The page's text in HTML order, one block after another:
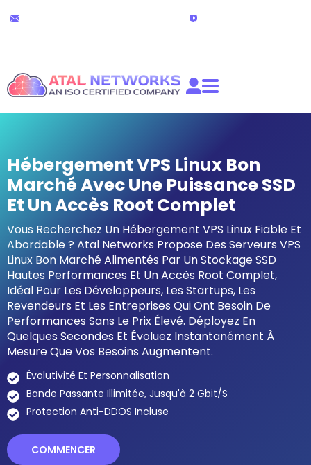
au
Hébergement VPS Linux Bon
Marché Avec Une Puissance SSD
Et Un Accès Root Complet
Vous Recherchez Un Hébergement VPS Linux Fiable Et
Abordable ? Atal Networks Propose Des Serveurs VPS
Linux Bon Marché Alimentés Par Un Stockage SSD
Hautes Performances Et Un Accès Root Complet,
Idéal Pour Les Développeurs, Les Startups, Les
Revendeurs Et Les Entreprises Qui Ont Besoin De
Performances Sans Le Prix Élevé. Déployez En
Quelques Secondes Et Évoluez Instantanément À
Mesure Que Vos Besoins Augmentent.
Évolutivité Et Personnalisation
Bande Passante Illimitée, Jusqu'à 2 Gbit/s
Protection Anti-DDOS Incluse
COMMENCER